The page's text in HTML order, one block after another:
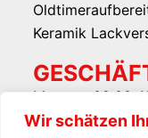
Wir schätzen
Keramik
Montag: 09:00-
Dienstag: 09:00-